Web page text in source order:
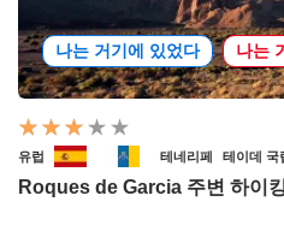
나는 거기에 있었다 나는
유럽 테네리페 테이데 국
Roques de Garcia 주변 하이